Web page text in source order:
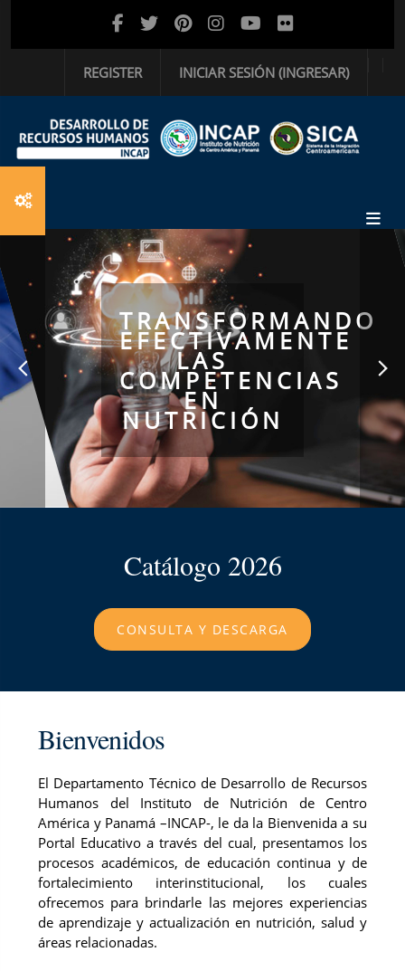
Saltar al contenido principal
REGISTER INICIAR SESIÓN (INGRESAR)
TRANSFORMANDO
EFECTIVAMENTE
LAS
COMPETENCIAS
EN
NUTRICIÓN
Catálogo 2026
CONSULTA Y DESCARGA
Bienvenidos
El Departamento Técnico de Desarrollo de Recursos
Humanos del Instituto de Nutrición de Centro
América y Panamá –INCAP-, le da la Bienvenida a su
Portal Educativo a través del cual, presentamos los
procesos académicos, de educación continua y de
fortalecimiento interinstitucional, los cuales
ofrecemos para brindarle las mejores experiencias
de aprendizaje y actualización en nutrición, salud y
áreas relacionadas.